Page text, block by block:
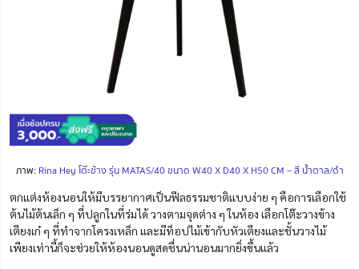
ภาพ: Rina Hey โต๊ะข้าง รุ่น MATAS/40 ขนาด W40 X D40 X H50 CM – สี น้ำตาล/ดำ
ตกแต่งห้องนอนให้มีบรรยากาศเป็นฟีลธรรมชาติแบบง่าย ๆ คือการเลือกใช้
ต้นไม้ต้นเล็ก ๆ ที่ปลูกในที่ร่มได้ วางตามจุดต่าง ๆ ในห้อง เลือกโต๊ะวางข้าง
เตียงเก๋ ๆ ที่ทำจากโครงเหล็ก และมีท็อปไม้เข้ากับหัวเตียงและชั้นวางไม้
เพียงเท่านี้ก็จะช่วยให้ห้องนอนดูสดชื่นน่านอนมากยิ่งขึ้นแล้ว